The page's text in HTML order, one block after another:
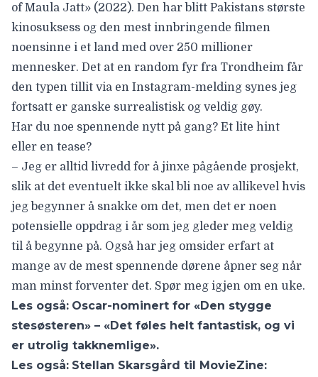
of Maula Jatt» (2022). Den har blitt Pakistans største
kinosuksess og den mest innbringende filmen
noensinne i et land med over 250 millioner
mennesker. Det at en random fyr fra Trondheim får
den typen tillit via en Instagram-melding synes jeg
fortsatt er ganske surrealistisk og veldig gøy.
Har du noe spennende nytt på gang? Et lite hint
eller en tease?
– Jeg er alltid livredd for å jinxe pågående prosjekt,
slik at det eventuelt ikke skal bli noe av allikevel hvis
jeg begynner å snakke om det, men det er noen
potensielle oppdrag i år som jeg gleder meg veldig
til å begynne på. Også har jeg omsider erfart at
mange av de mest spennende dørene åpner seg når
man minst forventer det. Spør meg igjen om en uke.
Les også: Oscar-nominert for «Den stygge
stesøsteren» – «Det føles helt fantastisk, og vi
er utrolig takknemlige».
Les også: Stellan Skarsgård til MovieZine: